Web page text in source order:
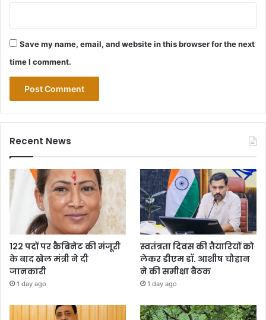
Save my name, email, and website in this browser for the next
time I comment.
Recent News
122 पदों पर कैबिनेट की मंजूरी
के बाद खेल मंत्री ने दी
जानकारी
1 day ago
स्वतंत्रता दिवस की तैयारियों को
लेकर डीएम डॉ. आशीष चौहान
ने की समीक्षा बैठक
1 day ago